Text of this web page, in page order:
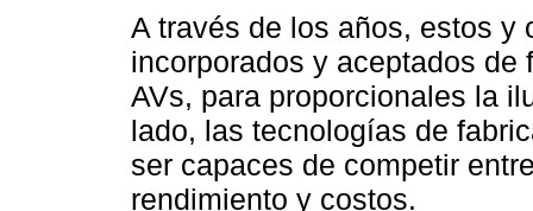
A través de los años, estos y
incorporados y aceptados
AVs, para proporcionales la
lado, las tecnologías de
ser capaces de competir
rendimiento y costos.